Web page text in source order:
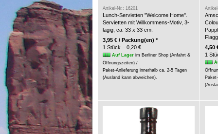
Artikel-Nr.: 16201
Lunch-Servietten "Welcome Home".
Servietten mit Willkommens-Motiv, 3-
lagig, ca. 33 x 33 cm.
3,95 € / Packung(en) *
1 Stück = 0,20 €
Auf Lagerim Berliner Shop (Anfahrt &
Öffnungszeiten) /
Paket-Anlieferung innerhalb ca. 2-5 Tagen
(Ausland kann abweichen).
4,50
1